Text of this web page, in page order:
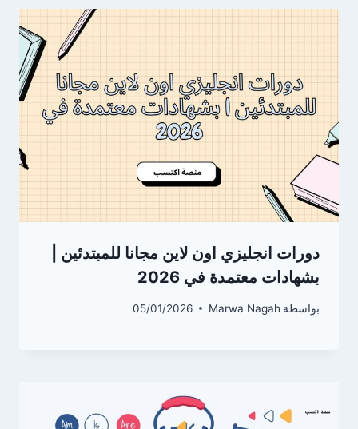
دورات انجليزي اون لاين مجانا للمبتدئين |
بشهادات معتمدة في 2026
بواسطة Marwa Nagah
05/01/2026